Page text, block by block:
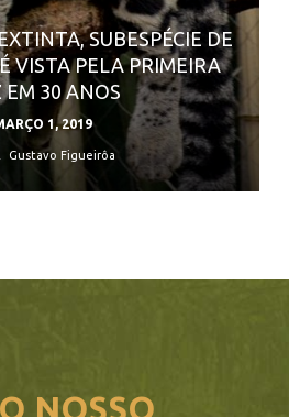
SUBESPÉCIE DE
VISTA PELA PRIMEIRA
EM 30 ANOS
1, 2019
Gustavo Figueirôa
NOSSO